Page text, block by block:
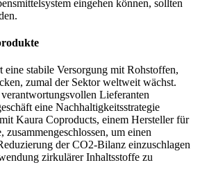
eingehen können, sollten
stabile Versorgung mit Rohstoffen,
zumal der Sektor weltweit wächst.
Lieferanten
eine Nachhaltigkeitsstrategie
Kaura Coproducts, einem Hersteller für
zusammengeschlossen, um einen
der CO2-Bilanz einzuschlagen
zirkulärer Inhaltsstoffe zu